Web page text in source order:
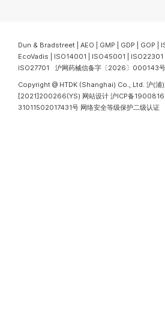
Dun & Bradstreet | AEO | GMP | GDP | GOP |
EcoVadis | ISO14001 | ISO45001 | ISO22301
ISO27701 沪网药械信备字〔2026〕000143号
Copyright @ HTDK (Shanghai) Co., Ltd. 沪(浦
[2021]200266(YS) 网站设计 沪ICP备
31011502017431号 网络安全等级保护二级认证